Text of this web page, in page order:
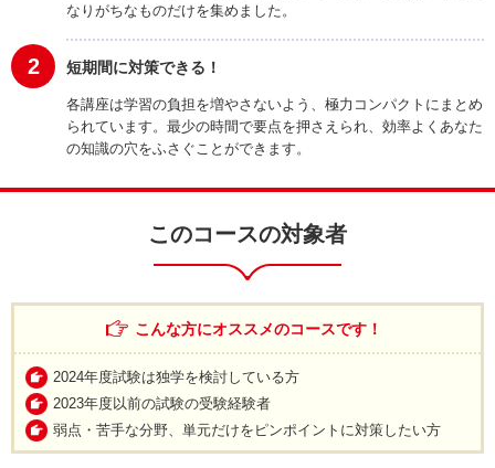
なりがちなものだけを集めました。
2 短期間に対策できる！
各講座は学習の負担を増やさないよう、極力コンパクトにまとめ
られています。最少の時間で要点を押さえられ、効率よくあなた
の知識の穴をふさぐことができます。
このコースの対象者
こんな方にオススメのコースです！
2024年度試験は独学を検討している方
2023年度以前の試験の受験経験者
弱点・苦手な分野、単元だけをピンポイントに対策したい方